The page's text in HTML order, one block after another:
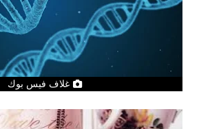
غلاف فيس بوك